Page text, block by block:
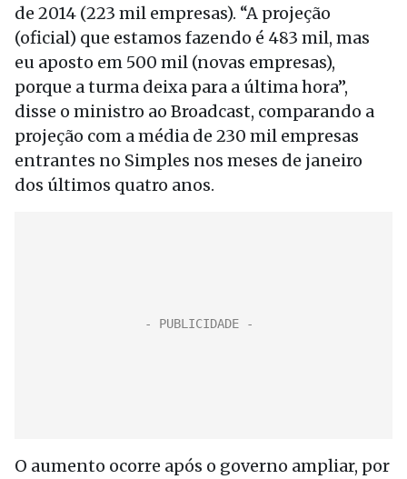
de 2014 (223 mil empresas). “A projeção
(oficial) que estamos fazendo é 483 mil, mas
eu aposto em 500 mil (novas empresas),
porque a turma deixa para a última hora”,
disse o ministro ao Broadcast, comparando a
projeção com a média de 230 mil empresas
entrantes no Simples nos meses de janeiro
dos últimos quatro anos.
O aumento ocorre após o governo ampliar, por